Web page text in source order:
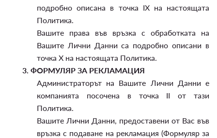
подробно описана в точка IX на настоящата
Политика.
Вашите права във връзка с обработката на
Вашите Лични Данни са подробно описани в
точка X на настоящата Политика.
3. ФОРМУЛЯР ЗА РЕКЛАМАЦИЯ
Администраторът на Вашите Лични Данни е
компанията посочена в точка II от тази
Политика.
Вашите Лични Данни, предоставени от Вас във
връзка с подаване на рекламация (Формуляр за